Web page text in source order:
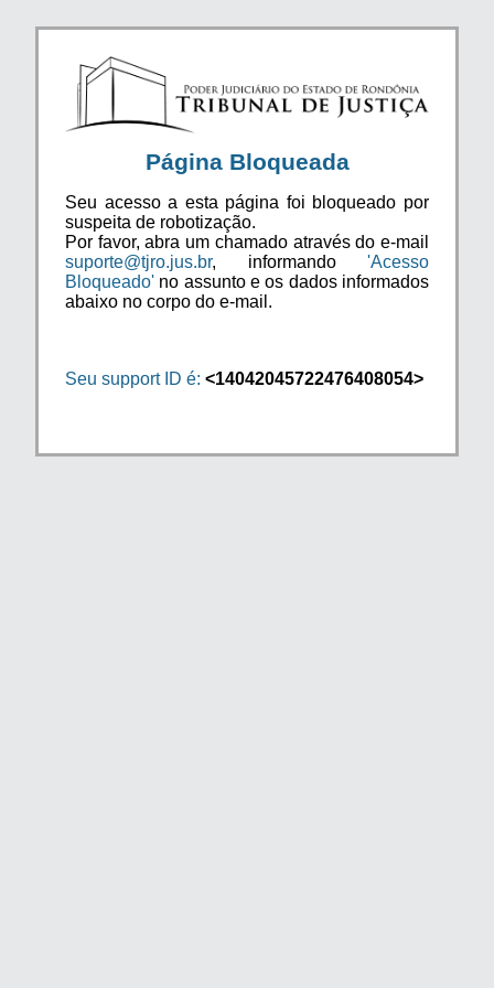
Página Bloqueada
Seu acesso a esta página foi bloqueado por
suspeita de robotização.
Por favor, abra um chamado através do e-mail
suporte@tjro.jus.br, informando 'Acesso
Bloqueado' no assunto e os dados informados
abaixo no corpo do e-mail.
Seu support ID é: <14042045722476408054>